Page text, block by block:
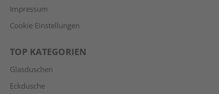
Impressum
Cookie Einstellungen
TOP KATEGORIEN
Glasduschen
Eckdusche